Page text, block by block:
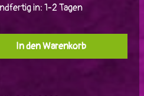
in: 1-2 Tagen
den gewünschten Wert
In den Warenkorb